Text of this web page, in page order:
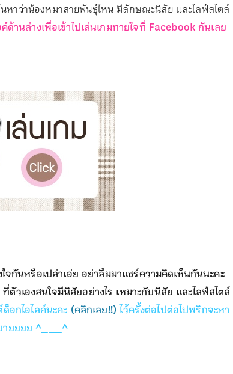
หาว่าน้องหมาสายพันธุ์ไหน มีลักษณะนิสัย และไลฟ์สไตล์
ด้านล่างเพื่อเข้าไปเล่นเกมทายใจที่ Facebook กันเลย
กันหรือเปล่าเอ่ย อย่าลืมมาแชร์ความคิดเห็นกันนะคะ
วเองสนใจมีนิสัยอย่างไร เหมาะกับนิสัย และไลฟ์สไตล์
อกไอไลค์นะคะ (คลิกเลย!!) ไว้ครั้งต่อไปต่อไปพริกจะหา
ายยยย ^___^